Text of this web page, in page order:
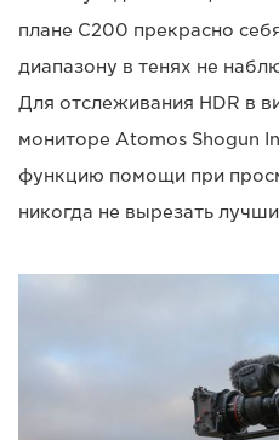
плане C200 прекрасно
диапазону в тенях не
Для отслеживания HDR в
мониторе Atomos Shogun
функцию помощи при
никогда не вырезать